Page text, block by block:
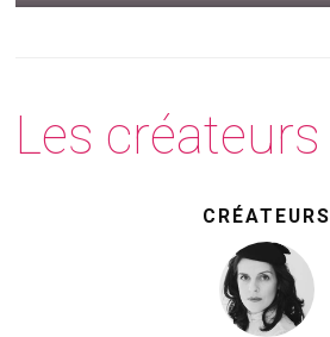
Les créateurs
CRÉATEURS